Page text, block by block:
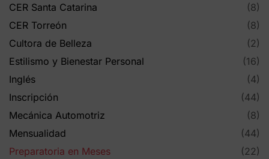
CER Santa Catarina
(8)
CER Torreón
(8)
Cultora de Belleza
(2)
Estilismo y Bienestar Personal
(16)
Inglés
(4)
Inscripción
(44)
Mecánica Automotriz
(8)
Mensualidad
(44)
Preparatoria en Meses
(22)